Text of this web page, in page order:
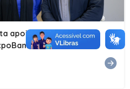
apoio do Governo do